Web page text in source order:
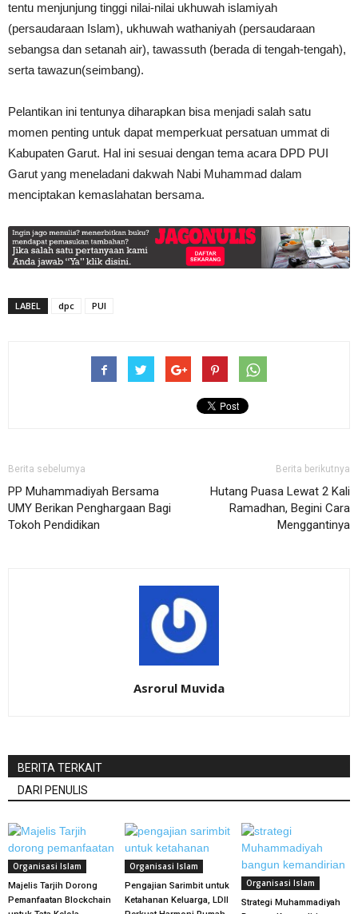
tentu menjunjung tinggi nilai-nilai ukhuwah islamiyah
(persaudaraan Islam), ukhuwah wathaniyah (persaudaraan
sebangsa dan setanah air), tawassuth (berada di tengah-tengah),
serta tawazun(seimbang).
Pelantikan ini tentunya diharapkan bisa menjadi salah satu
momen penting untuk dapat memperkuat persatuan ummat di
Kabupaten Garut. Hal ini sesuai dengan tema acara DPD PUI
Garut yang meneladani dakwah Nabi Muhammad dalam
menciptakan kemaslahatan bersama.
LABEL dpc PUI
Berita sebelumya
PP Muhammadiyah Bersama
UMY Berikan Penghargaan Bagi
Tokoh Pendidikan
Berita berikutnya
Hutang Puasa Lewat 2 Kali
Ramadhan, Begini Cara
Menggantinya
Asrorul Muvida
BERITA TERKAIT
DARI PENULIS
Organisasi Islam
Majelis Tarjih Dorong
Pemanfaatan Blockchain
Organisasi Islam
Pengajian Sarimbit untuk
Ketahanan Keluarga, LDII
Organisasi Islam
Strategi Muhammadiyah